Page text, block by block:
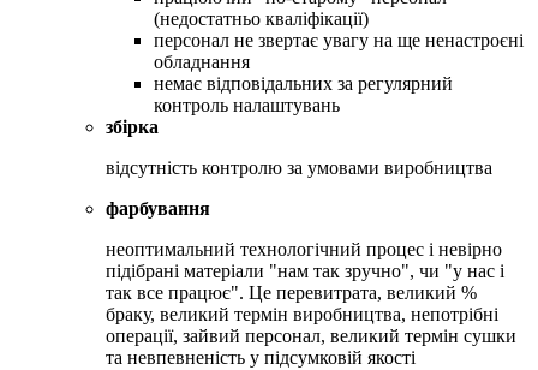
(недостатньо кваліфікації)
персонал не звертає увагу на ще ненастроєні
обладнання
немає відповідальних за регулярний
контроль налаштувань
збірка
відсутність контролю за умовами виробництва
фарбування
неоптимальний технологічний процес і невірно
підібрані матеріали "нам так зручно", чи "у нас і
так все працює". Це перевитрата, великий %
браку, великий термін виробництва, непотрібні
операції, зайвий персонал, великий термін сушки
та невпевненість у підсумковій якості